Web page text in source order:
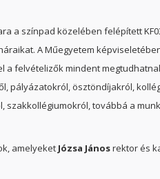
a színpad közelében felépített
A Műegyetem
a felvételizők mindent
pályázatokról, ösztöndíjakról,
szakkollégiumokról, továbbá a
amelyeket Józsa Jánosrektor és